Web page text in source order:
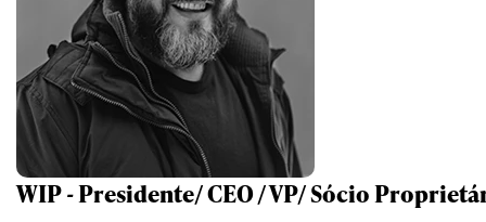
WIP - Presidente/ CEO / VP/ Sócio